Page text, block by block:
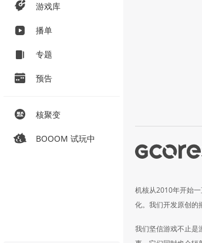
游戏库
播单
专题
预告
核聚变
BOOOM 试玩中
机核从2010年开始
化。我们开发原创的
我们坚信游戏不止是